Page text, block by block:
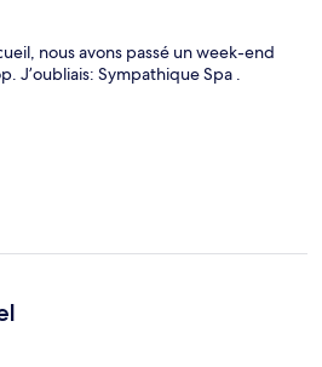
nous avons passé un week-end
J’oubliais: Sympathique Spa .